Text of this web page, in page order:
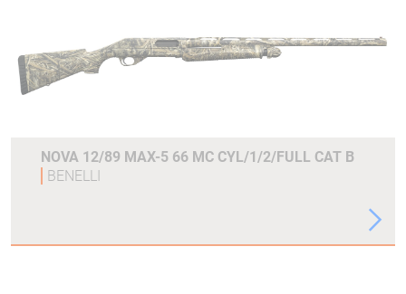
NOVA 12/89 MAX-5 66 MC CYL/1/2/FULL CAT B
BENELLI